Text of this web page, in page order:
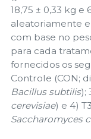
18,75 ± 0,33 kg
aleatoriamente
com base no
para cada
fornecidos os
Controle (CON;
Bacillus subtilis);
cerevisiae) e 4)
Saccharomyces